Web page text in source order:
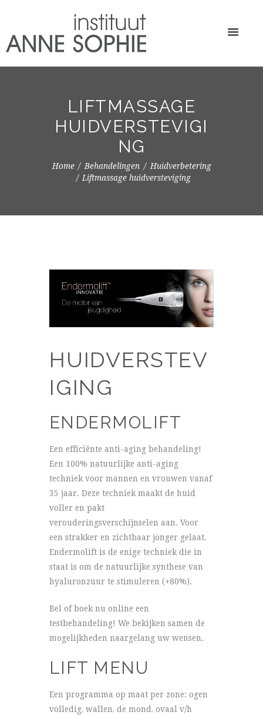
LIFTMASSAGE
HUIDVERSTEVIGI
NG
Home Behandelingen
Huidverbetering
Liftmassage huidversteviging
HUIDVERSTEV
IGING
ENDERMOLIFT
Een efficiënte anti-aging behandeling!
Een 100% natuurlijke anti-aging
techniek voor mannen en vrouwen vanaf
35 jaar. Deze techniek maakt de huid
voller en pakt
verouderingsverschijnselen aan. Voor
een strakker en zichtbaar jonger gelaat.
Endermolift is de enige techniek die in
staat is om de natuurlijke synthese van
hyaluronzuur te stimuleren (+80%).
Bel of boek nu online een
testbehandeling! We bekijken samen de
mogelijkheden naargelang uw wensen.
LIFT MENU
Een programma op maat per zone: ogen
volledig, wallen, de mond, ovaal v/h